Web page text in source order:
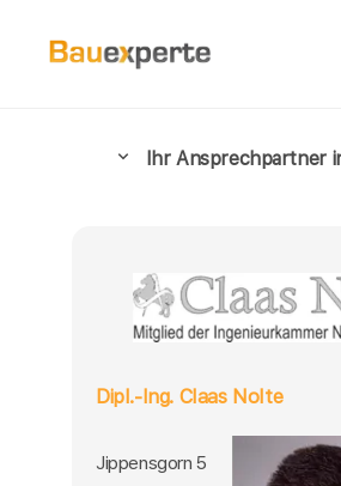
Ihr Ansprechpartner
Dipl.-Ing. Claas Nolte
Jippensgorn 5